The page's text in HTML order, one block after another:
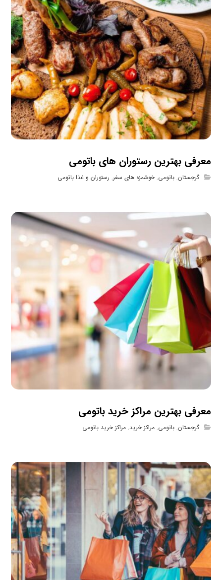
معرفی بهترین رستوران های باتومی
گرجستان,باتومی,خوشمزه های سفر, رستوران و غذا باتومی
معرفی بهترین مراکز خرید باتومی
گرجستان,باتومی,مراکز خرید,مراکز خرید باتومی